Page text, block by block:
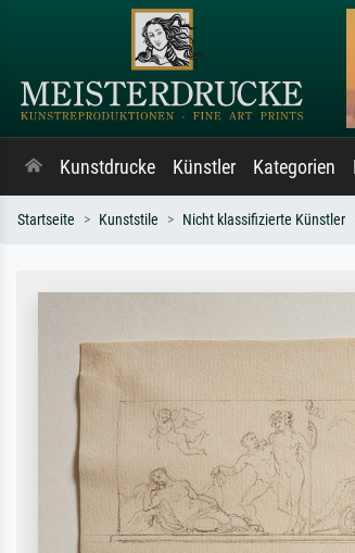
Kunstdrucke Künstler Kategorien
Startseite Kunststile Nicht klassifizierte Künstler